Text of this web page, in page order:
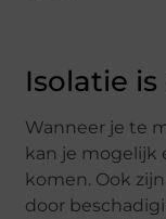
Isolatie
Wanneer je te
kan je mogelijk
komen. Ook
door